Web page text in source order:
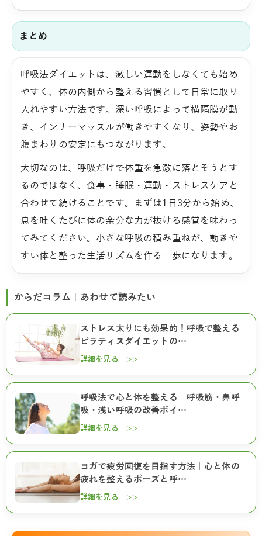
まとめ
呼吸法ダイエットは、激しい運動をしなくても始め
やすく、体の内側から整える習慣として日常に取り
入れやすい方法です。深い呼吸によって横隔膜が動
き、インナーマッスルが働きやすくなり、姿勢やお
腹まわりの安定にもつながります。
大切なのは、呼吸だけで体重を急激に落とそうとす
るのではなく、食事・睡眠・運動・ストレスケアと
合わせて続けることです。まずは1日3分から始め、
息を吐くたびに体の余分な力が抜ける感覚を味わっ
てみてください。小さな呼吸の積み重ねが、動きや
すい体と整った生活リズムを作る一歩になります。
からだコラム｜あわせて読みたい
ストレス太りにも効果的！呼吸で整える
ピラティスダイエットの…
詳細を見る >>
呼吸法で心と体を整える｜呼吸筋・鼻呼
吸・浅い呼吸の改善ポイ…
詳細を見る >>
ヨガで疲労回復を目指す方法｜心と体の
疲れを整えるポーズと呼…
詳細を見る >>